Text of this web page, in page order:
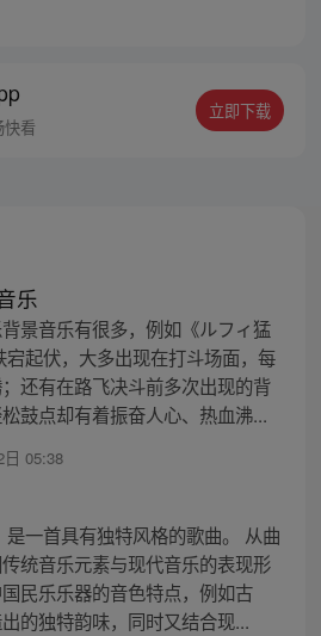
快看
立即下载
乐
景音乐有很多，例如《ルフィ猛
起伏，大多出现在打斗场面，每
还有在路飞决斗前多次出现的背
鼓点却有着振奋人心、热血沸...
日 05:38
一首具有独特风格的歌曲。 从曲
统音乐元素与现代音乐的表现形
民乐乐器的音色特点，例如古
的独特韵味，同时又结合现...